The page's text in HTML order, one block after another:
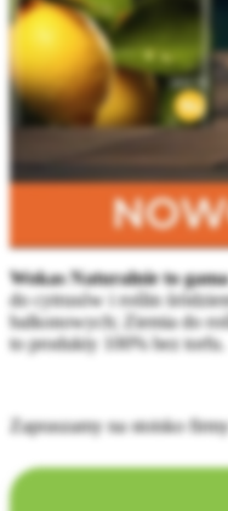
Wokas Naturalnie to
do cytrusów i roślin
balkonowych; Ziemia do
to produkty 100% bez torfu.
Zapraszamy na stoisko